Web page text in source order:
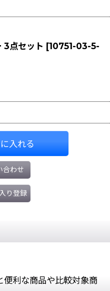
3点セット [10751-03-5-
入れる
合わせ
り登録
便利な商品や比較対象商